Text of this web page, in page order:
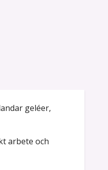
geléer,
arbete och